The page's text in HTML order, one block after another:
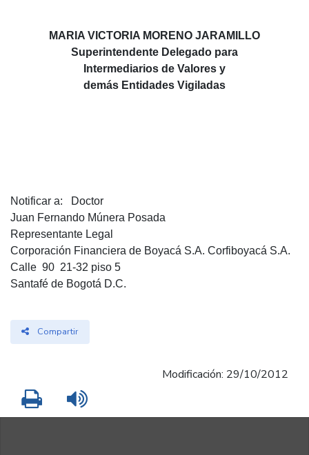
MARIA VICTORIA MORENO JARAMILLO
Superintendente Delegado para
Intermediarios de Valores y
demás Entidades Vigiladas
Notificar a: Doctor
Juan Fernando Múnera Posada
Representante Legal
Corporación Financiera de Boyacá S.A. Corfiboyacá S.A.
Calle 90 21-32 piso 5
Santafé de Bogotá D.C.
Compartir
Modificación: 29/10/2012
Imprimir